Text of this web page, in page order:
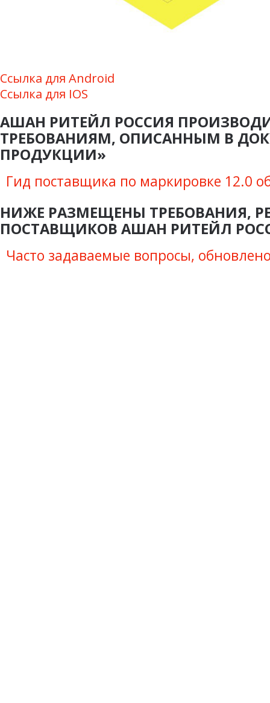
Ссылка для Android
Ссылка для IOS
АШАН РИТЕЙЛ РОССИЯ
ТРЕБОВАНИЯМ, ОПИСАННЫМ В
ПРОДУКЦИИ»
Гид поставщика по маркировке 12.0
НИЖЕ РАЗМЕЩЕНЫ ТРЕБОВАНИЯ,
ПОСТАВЩИКОВ АШАН РИТЕЙЛ
Часто задаваемые вопросы,